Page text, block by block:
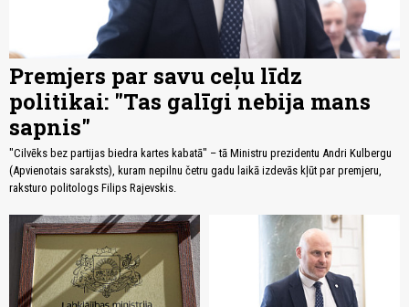
Premjers par savu ceļu līdz
politikai: "Tas galīgi nebija mans
sapnis"
"Cilvēks bez partijas biedra kartes kabatā" – tā Ministru prezidentu Andri Kulbergu
(Apvienotais saraksts), kuram nepilnu četru gadu laikā izdevās kļūt par premjeru,
raksturo politologs Filips Rajevskis.